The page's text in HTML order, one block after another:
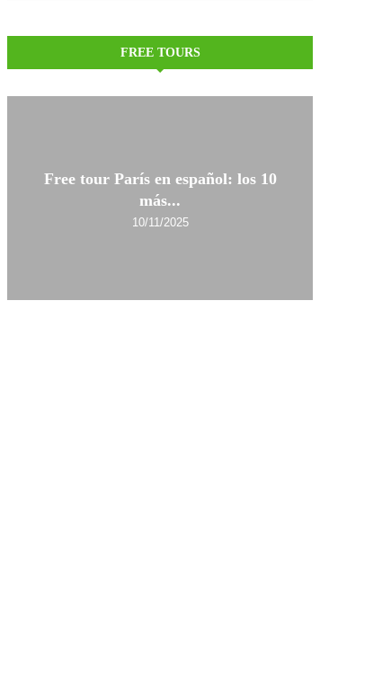
FREE TOURS
Free tour París en español: los 10
más...
10/11/2025